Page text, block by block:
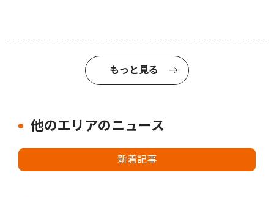
もっと見る
他のエリアのニュース
新着記事